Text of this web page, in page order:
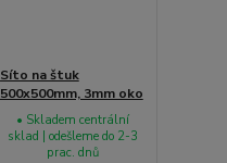
Síto na štuk
500x500mm, 3mm oko
• Skladem centrální
sklad | odešleme do 2-3
prac. dnů